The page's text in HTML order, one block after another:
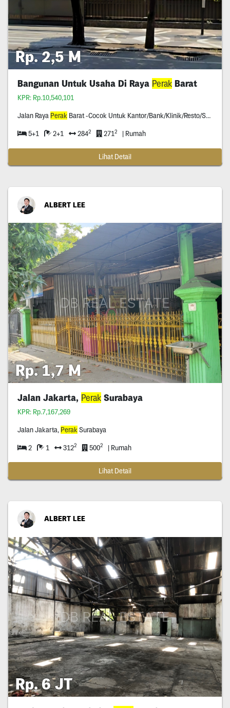
Rp. 2,5 M
Bangunan Untuk Usaha Di Raya PerakBarat
KPR: Rp.10,540,101
Jalan Raya PerakBarat -Cocok Untuk Kantor/Bank/Klinik/Resto/Supermarket/Dll -Hadap Jalan Raya (Nol Jln Raya) -Surat Ijo -Hadap Timur
5+1 2+1 2842 2712 | Rumah
Lihat Detail
ALBERT LEE
Rp. 1,7 M
Jalan Jakarta, PerakSurabaya
KPR: Rp.7,167,269
Jalan Jakarta, Perak Surabaya
2 1 3122 5002 | Rumah
Lihat Detail
ALBERT LEE
Rp. 6 JT